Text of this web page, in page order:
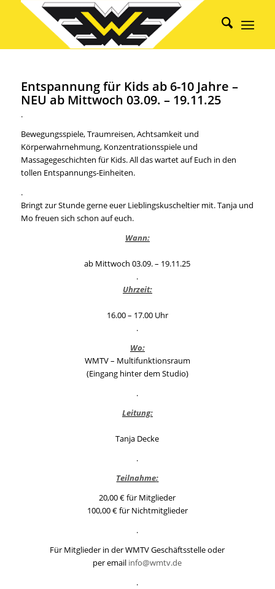
Entspannung für Kids ab 6-10 Jahre –
NEU ab Mittwoch 03.09. – 19.11.25
.
Bewegungsspiele, Traumreisen, Achtsamkeit und
Körperwahrnehmung, Konzentrationsspiele und
Massagegeschichten für Kids. All das wartet auf Euch in den
tollen Entspannungs-Einheiten.
.
Bringt zur Stunde gerne euer Lieblingskuscheltier mit. Tanja und
Mo freuen sich schon auf euch.
Wann:
ab Mittwoch 03.09. – 19.11.25
.
Uhrzeit:
16.00 – 17.00 Uhr
.
Wo:
WMTV – Multifunktionsraum
(Eingang hinter dem Studio)
.
Leitung:
Tanja Decke
.
Teilnahme:
20,00 € für Mitglieder
100,00 € für Nichtmitglieder
.
Für Mitglieder in der WMTV Geschäftsstelle oder
per email info@wmtv.de
.